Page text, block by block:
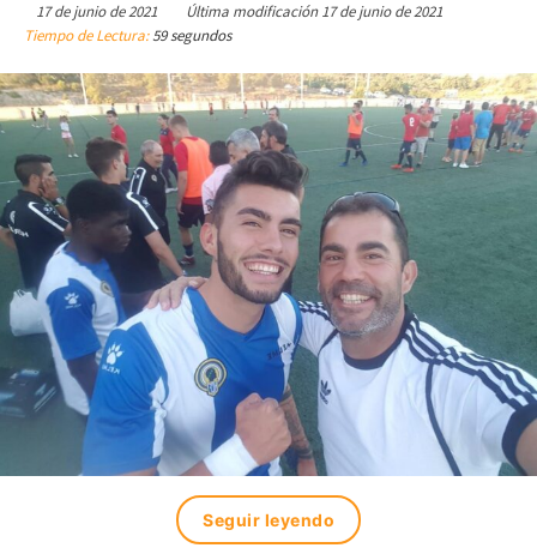
17 de junio de 2021 Última modificación 17 de junio de 2021
Tiempo de Lectura:59 segundos
Seguir leyendo